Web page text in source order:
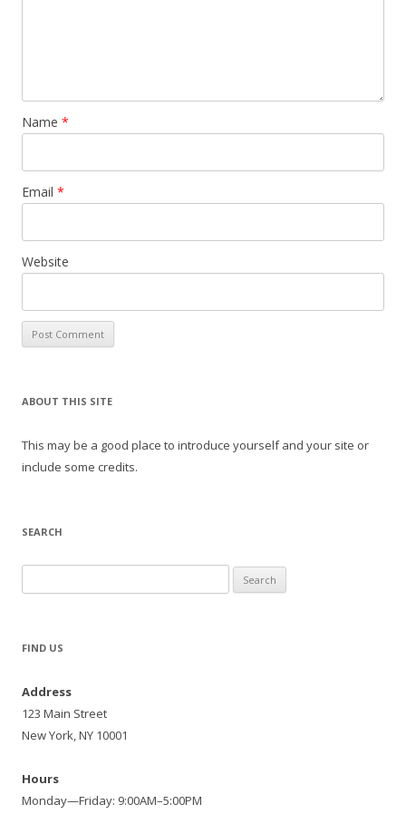
Name *
Email *
Website
ABOUT THIS SITE
This may be a good place to introduce yourself and your site or
include some credits.
SEARCH
for:
FIND US
Address
123 Main Street
New York, NY 10001
Hours
Monday—Friday: 9:00AM–5:00PM